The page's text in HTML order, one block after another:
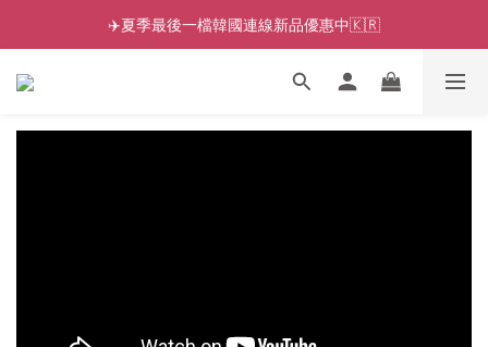
✈️夏季最後一檔韓國連線新品優惠中🇰🇷